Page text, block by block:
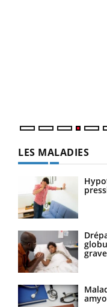
LES MALADIES